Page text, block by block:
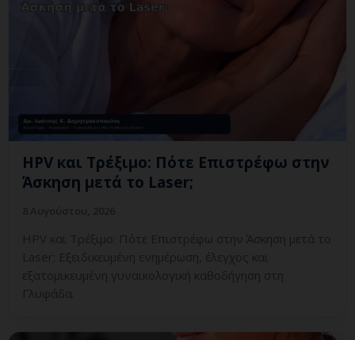
HPV και Τρέξιμο: Πότε Επιστρέφω στην
Άσκηση μετά το Laser;
HPV και Τρέξιμο: Πότε Επιστρέφω στην Άσκηση μετά το
Laser; Εξειδικευμένη ενημέρωση, έλεγχος και
εξατομικευμένη γυναικολογική καθοδήγηση στη
Γλυφάδα.